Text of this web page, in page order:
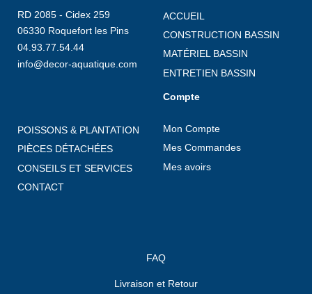
RD 2085 - Cidex 259
06330 Roquefort les Pins
04.93.77.54.44
info@decor-aquatique.com
ACCUEIL
CONSTRUCTION BASSIN
MATÉRIEL BASSIN
ENTRETIEN BASSIN
POISSONS & PLANTATION
PIÈCES DÉTACHÉES
CONSEILS ET SERVICES
CONTACT
Compte
Mon Compte
Mes Commandes
Mes avoirs
FAQ
Livraison et Retour